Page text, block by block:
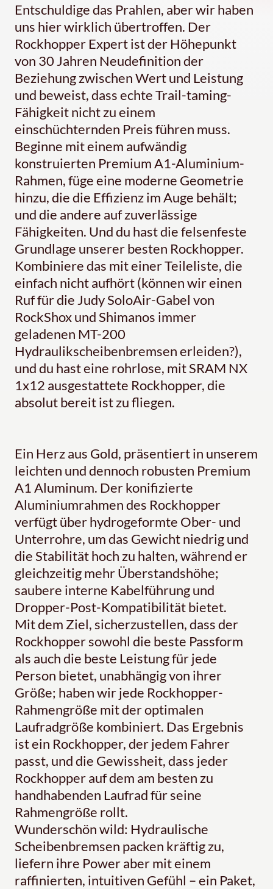
Entschuldige das Prahlen, aber wir haben
uns hier wirklich übertroffen. Der
Rockhopper Expert ist der Höhepunkt
von 30 Jahren Neudefinition der
Beziehung zwischen Wert und Leistung
und beweist, dass echte Trail-taming-
Fähigkeit nicht zu einem
einschüchternden Preis führen muss.
Beginne mit einem aufwändig
konstruierten Premium A1-Aluminium-
Rahmen, füge eine moderne Geometrie
hinzu, die die Effizienz im Auge behält;
und die andere auf zuverlässige
Fähigkeiten. Und du hast die felsenfeste
Grundlage unserer besten Rockhopper.
Kombiniere das mit einer Teileliste, die
einfach nicht aufhört (können wir einen
Ruf für die Judy SoloAir-Gabel von
RockShox und Shimanos immer
geladenen MT-200
Hydraulikscheibenbremsen erleiden?),
und du hast eine rohrlose, mit SRAM NX
1x12 ausgestattete Rockhopper, die
absolut bereit ist zu fliegen.
Ein Herz aus Gold, präsentiert in unserem
leichten und dennoch robusten Premium
A1 Aluminum. Der konifizierte
Aluminiumrahmen des Rockhopper
verfügt über hydrogeformte Ober- und
Unterrohre, um das Gewicht niedrig und
die Stabilität hoch zu halten, während er
gleichzeitig mehr Überstandshöhe;
saubere interne Kabelführung und
Dropper-Post-Kompatibilität bietet.
Mit dem Ziel, sicherzustellen, dass der
Rockhopper sowohl die beste Passform
als auch die beste Leistung für jede
Person bietet, unabhängig von ihrer
Größe; haben wir jede Rockhopper-
Rahmengröße mit der optimalen
Laufradgröße kombiniert. Das Ergebnis
ist ein Rockhopper, der jedem Fahrer
passt, und die Gewissheit, dass jeder
Rockhopper auf dem am besten zu
handhabenden Laufrad für seine
Rahmengröße rollt.
Wunderschön wild: Hydraulische
Scheibenbremsen packen kräftig zu,
liefern ihre Power aber mit einem
raffinierten, intuitiven Gefühl – ein Paket,